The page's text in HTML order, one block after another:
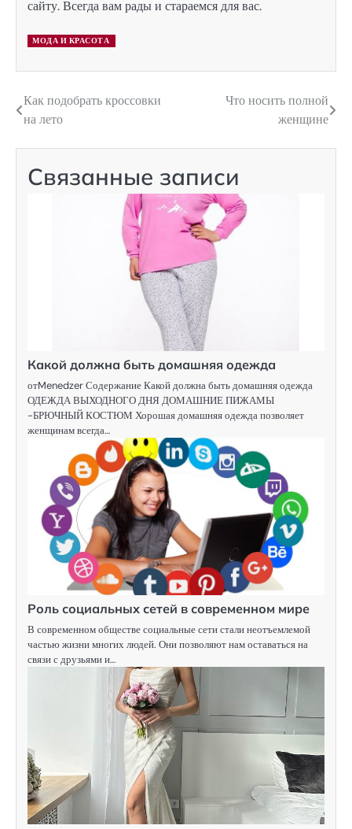
сайту. Всегда вам рады и стараемся для вас.
МОДА И КРАСОТА
Навигация
Как подобрать кроссовки
на лето
Что носить полной
женщине
Связанные записи
Какой должна быть домашняя одежда
отMenedzer Содержание Какой должна быть домашняя одежда
ОДЕЖДА ВЫХОДНОГО ДНЯ ДОМАШНИЕ ПИЖАМЫ
-БРЮЧНЫЙ КОСТЮМ Хорошая домашняя одежда позволяет
женщинам всегда…
Роль социальных сетей в современном мире
В современном обществе социальные сети стали неотъемлемой
частью жизни многих людей. Они позволяют нам оставаться на
связи с друзьями и…